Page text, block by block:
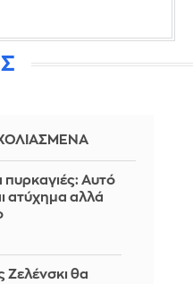
Αυτό
ατύχημα αλλά
θα